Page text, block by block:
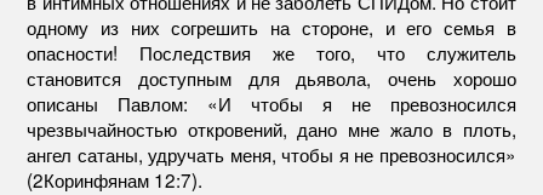
одному из них согрешить на стороне, и его семья в
опасности! Последствия же того, что служитель
становится доступным для дьявола, очень хорошо
описаны Павлом: «И чтобы я не превозносился
чрезвычайностью откровений, дано мне жало в плоть,
ангел сатаны, удручать меня, чтобы я не превозносился»
(2Коринфянам 12:7).